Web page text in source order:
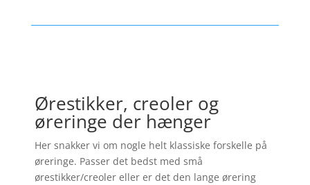
Ørestikker, creoler og
øreringe der hænger
Her snakker vi om nogle helt klassiske forskelle på
øreringe. Passer det bedst med små
ørestikker/creoler eller er det den lange ørering